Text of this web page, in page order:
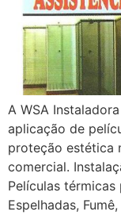
A WSA
aplicação de
proteção estética
comercial.
Películas
Espelhadas,